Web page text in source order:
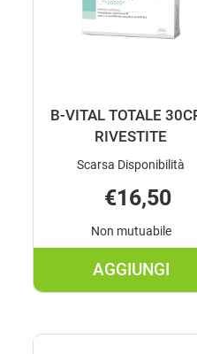
B-VITAL TOTALE
RIVESTITE
Scarsa Disponibilità
€16,50
Non mutuabile
AGGIUNGI
TOTALE